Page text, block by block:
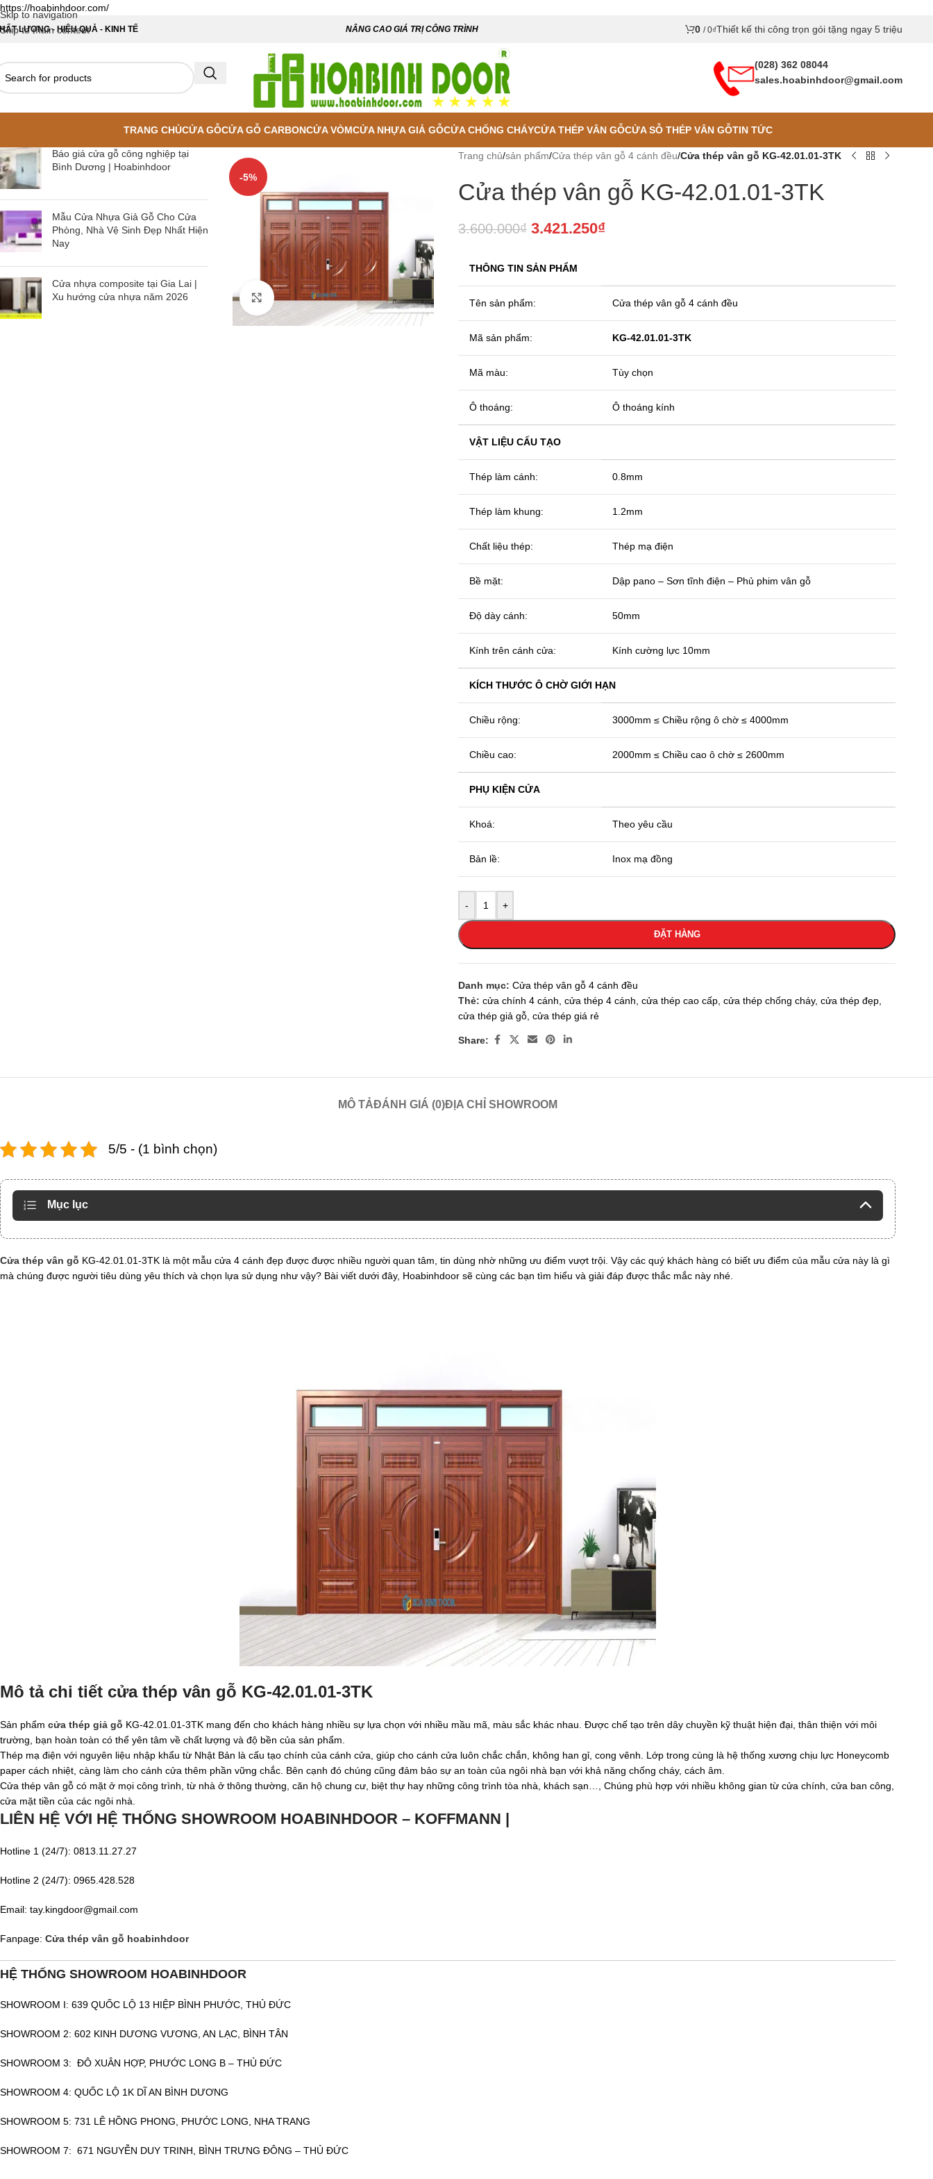
https://hoabinhdoor.com/
Skip to navigation
Skip to main content
LƯỢNG - HIỆU QUẢ - KINH TẾ NÂNG CAO GIÁ TRỊ CÔNG TRÌNH 0 / 0₫Thiết kế thi công trọn gói tặng ngay 5 triệu
(028) 362 08044
sales.hoabinhdoor@gmail.com
TRANG CHỦCỬA GỖCỬA GỖ CARBONCỬA VÒMCỬA NHỰA GIẢ GỖCỬA CHỐNG CHÁYCỬA THÉP VÂN GỖCỬA SỖ THÉP VÂN GỖTIN TỨC
Báo giá cửa gỗ công nghiệp tại
Bình Dương | Hoabinhdoor
Mẫu Cửa Nhựa Giả Gỗ Cho Cửa
Phòng, Nhà Vệ Sinh Đẹp Nhất Hiện
Nay
Cửa nhựa composite tại Gia Lai |
Xu hướng cửa nhựa năm 2026
-5%
Click to enlarge
Trang chủ/sản phẩm/Cửa thép vân gỗ 4 cánh đều/Cửa thép vân gỗ KG-42.01.01-3TK
Cửa thép vân gỗ KG-42.01.01-3TK
3.600.000₫ 3.421.250₫
THÔNG TIN SẢN PHẨM
Tên sản phẩm: Cửa thép vân gỗ 4 cánh đều
Mã sản phẩm: KG-42.01.01-3TK
Mã màu: Tùy chọn
Ô thoáng: Ô thoáng kính
VẬT LIỆU CẤU TẠO
Thép làm cánh: 0.8mm
Thép làm khung: 1.2mm
Chất liệu thép: Thép mạ điện
Bề mặt: Dập pano – Sơn tĩnh điện – Phủ phim vân gỗ
Độ dày cánh: 50mm
Kính trên cánh cửa: Kính cường lực 10mm
KÍCH THƯỚC Ô CHỜ GIỚI HẠN
Chiều rộng: 3000mm ≤ Chiều rộng ô chờ ≤ 4000mm
Chiều cao: 2000mm ≤ Chiều cao ô chờ ≤ 2600mm
PHỤ KIỆN CỬA
Khoá: Theo yêu cầu
Bản lề: Inox mạ đồng
- +
ĐẶT HÀNG
Danh mục: Cửa thép vân gỗ 4 cánh đều
Thẻ: cửa chính 4 cánh cửa thép 4 cánh cửa thép cao cấp cửa thép chống cháy, cửa thép đẹp
cửa thép giả gỗ cửa thép giá rẻ
Share:
MÔ TẢĐÁNH GIÁ (0)ĐỊA CHỈ SHOWROOM
5/5 - (1 bình chọn)
Mục lục
Cửa thép vân gỗ KG-42.01.01-3TK là một mẫu cửa 4 cánh đẹp được được nhiều người quan tâm, tin dùng nhờ những ưu điểm vượt trội. Vậy các quý khách hàng có biết ưu điểm của mẫu cửa này là gì
mà chúng được người tiêu dùng yêu thích và chọn lựa sử dụng như vậy? Bài viết dưới đây, Hoabinhdoor sẽ cùng các bạn tìm hiểu và giải đáp được thắc mắc này nhé.
Mô tả chi tiết cửa thép vân gỗ KG-42.01.01-3TK
Sản phẩm cửa thép giả gỗ KG-42.01.01-3TK mang đến cho khách hàng nhiều sự lựa chọn với nhiều mầu mã, màu sắc khác nhau. Được chế tạo trên dây chuyền kỹ thuật hiện đại, thân thiện với môi
trường, bạn hoàn toàn có thể yên tâm về chất lượng và độ bền của sản phẩm.
Thép mạ điện với nguyên liệu nhập khẩu từ Nhật Bản là cấu tạo chính của cánh cửa, giúp cho cánh cửa luôn chắc chắn, không han gỉ, cong vênh. Lớp trong cùng là hệ thống xương chịu lực Honeycomb
paper cách nhiệt, càng làm cho cánh cửa thêm phần vững chắc. Bên cạnh đó chúng cũng đảm bảo sự an toàn của ngôi nhà bạn với khả năng chống cháy, cách âm.
Cửa thép vân gỗ có mặt ở mọi công trình, từ nhà ở thông thường, căn hộ chung cư, biệt thự hay những công trình tòa nhà, khách sạn…, Chúng phù hợp với nhiều không gian từ cửa chính, cửa ban công,
cửa mặt tiền của các ngôi nhà.
LIÊN HỆ VỚI HỆ THỐNG SHOWROOM HOABINHDOOR – KOFFMANN |
Hotline 1 (24/7): 0813.11.27.27
Hotline 2 (24/7): 0965.428.528
Email: tay.kingdoor@gmail.com
Fanpage: Cửa thép vân gỗ hoabinhdoor
HỆ THỐNG SHOWROOM HOABINHDOOR
SHOWROOM I: 639 QUỐC LỘ 13 HIỆP BÌNH PHƯỚC, THỦ ĐỨC
SHOWROOM 2: 602 KINH DƯƠNG VƯƠNG, AN LẠC, BÌNH TÂN
SHOWROOM 3: ĐÔ XUÂN HỢP, PHƯỚC LONG B – THỦ ĐỨC
SHOWROOM 4: QUỐC LỘ 1K DĨ AN BÌNH DƯƠNG
SHOWROOM 5: 731 LÊ HỒNG PHONG, PHƯỚC LONG, NHA TRANG
SHOWROOM 7: 671 NGUYỄN DUY TRINH, BÌNH TRƯNG ĐÔNG – THỦ ĐỨC